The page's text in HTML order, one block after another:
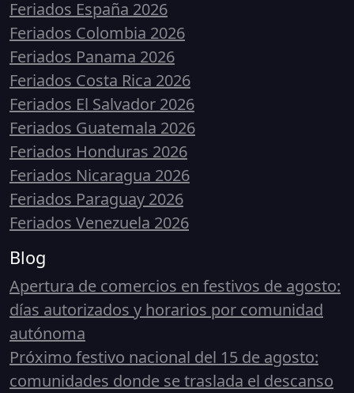
Feriados España 2026
Feriados Colombia 2026
Feriados Panama 2026
Feriados Costa Rica 2026
Feriados El Salvador 2026
Feriados Guatemala 2026
Feriados Honduras 2026
Feriados Nicaragua 2026
Feriados Paraguay 2026
Feriados Venezuela 2026
Blog
Apertura de comercios en festivos de agosto:
días autorizados y horarios por comunidad
autónoma
Próximo festivo nacional del 15 de agosto:
comunidades donde se traslada el descanso